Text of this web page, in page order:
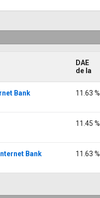
DAE
de la
Bank 11.63 %
11.45 %
Bank 11.63 %